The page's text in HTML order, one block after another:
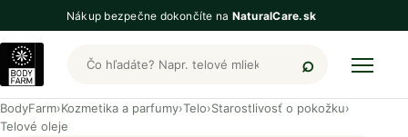
Nákup bezpečne dokončíte na NaturalCare.sk
Hľadať produkty BodyFarm
BodyFarm›Kozmetika a parfumy›Telo›Starostlivosť o pokožku›
Telové oleje